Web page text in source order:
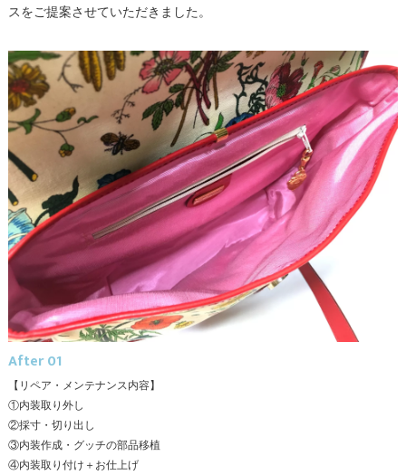
スをご提案させていただきました。
After 01
【リペア・メンテナンス内容】
①内装取り外し
②採寸・切り出し
③内装作成・グッチの部品移植
④内装取り付け＋お仕上げ